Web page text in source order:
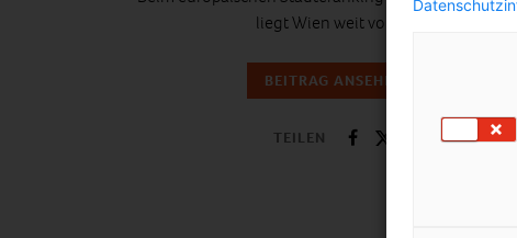
liegt Wien weit vorne.
BEITRAG ANSEHEN
TEILEN